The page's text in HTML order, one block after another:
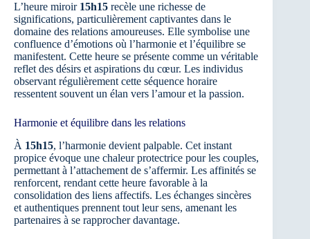
L’heure miroir 15h15 recèle une richesse de
significations, particulièrement captivantes dans le
domaine des relations amoureuses. Elle symbolise une
confluence d’émotions où l’harmonie et l’équilibre se
manifestent. Cette heure se présente comme un véritable
reflet des désirs et aspirations du cœur. Les individus
observant régulièrement cette séquence horaire
ressentent souvent un élan vers l’amour et la passion.
Harmonie et équilibre dans les relations
À 15h15, l’harmonie devient palpable. Cet instant
propice évoque une chaleur protectrice pour les couples,
permettant à l’attachement de s’affermir. Les affinités se
renforcent, rendant cette heure favorable à la
consolidation des liens affectifs. Les échanges sincères
et authentiques prennent tout leur sens, amenant les
partenaires à se rapprocher davantage.